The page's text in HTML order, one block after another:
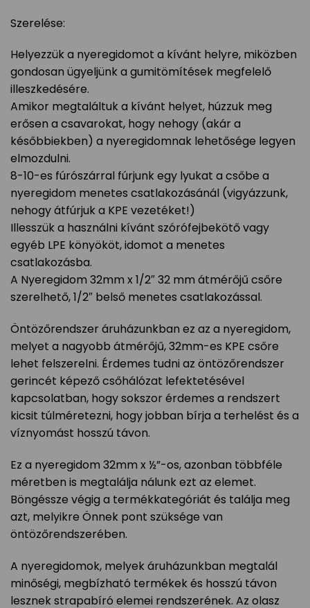
Szerelése:
Helyezzük a nyeregidomot a kívánt helyre, miközben
gondosan ügyeljünk a gumitömítések megfelelő
illeszkedésére.
Amikor megtaláltuk a kívánt helyet, húzzuk meg
erősen a csavarokat, hogy nehogy (akár a
későbbiekben) a nyeregidomnak lehetősége legyen
elmozdulni.
8-10-es fúrószárral fúrjunk egy lyukat a csőbe a
nyeregidom menetes csatlakozásánál (vigyázzunk,
nehogy átfúrjuk a KPE vezetéket!)
Illesszük a használni kívánt szórófejbekötő vagy
egyéb LPE könyököt, idomot a menetes
csatlakozásba.
A Nyeregidom 32mm x 1/2″ 32 mm átmérőjű csőre
szerelhető, 1/2″ belső menetes csatlakozással.
Öntözőrendszer áruházunkban ez az a nyeregidom,
melyet a nagyobb átmérőjű, 32mm-es KPE csőre
lehet felszerelni. Érdemes tudni az öntözőrendszer
gerincét képező csőhálózat lefektetésével
kapcsolatban, hogy sokszor érdemes a rendszert
kicsit túlméretezni, hogy jobban bírja a terhelést és a
víznyomást hosszú távon.
Ez a nyeregidom 32mm x ½”-os, azonban többféle
méretben is megtalálja nálunk ezt az elemet.
Böngéssze végig a termékkategóriát és találja meg
azt, melyikre Önnek pont szüksége van
öntözőrendszerében.
A nyeregidomok, melyek áruházunkban megtalál
minőségi, megbízható termékek és hosszú távon
lesznek strapabíró elemei rendszerének. Az olasz